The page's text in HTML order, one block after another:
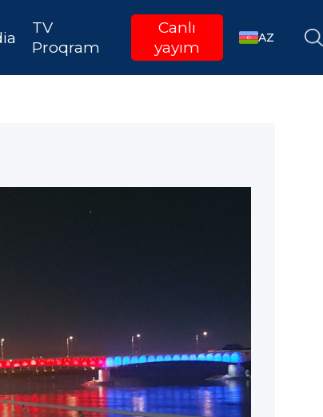
TV
Proqram
Canlı
yayım
AZ